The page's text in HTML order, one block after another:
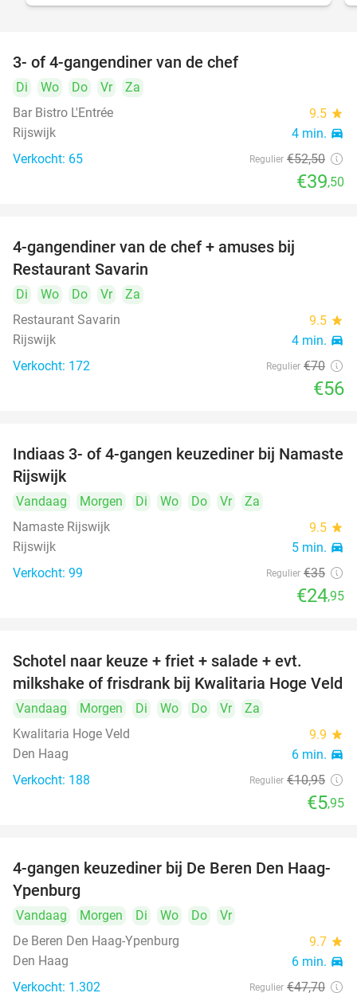
3- of 4-gangendiner van de chef
Di Wo Do Vr
Za
Bar Bistro L'Entrée
9.5 star
Rijswijk 4 min. directions_car
Verkocht: 65 Regulier €52,50
€39,50
4-gangendiner van de chef + amuses bij
Restaurant Savarin
Di Wo Do Vr
Za
Restaurant Savarin
9.5 star
Rijswijk 4 min. directions_car
Verkocht: 172 Regulier €70
€56
29%
Indiaas 3- of 4-gangen keuzediner bij Namaste
Rijswijk
Vandaag Morgen Di Wo Do Vr
Za
Namaste Rijswijk
9.5 star
Rijswijk 5 min. directions_car
Verkocht: 99 Regulier €35
€24,95
Schotel naar keuze + friet + salade + evt.
milkshake of frisdrank bij Kwalitaria Hoge Veld
Vandaag Morgen Di Wo Do Vr
Za
Kwalitaria Hoge Veld
9.9 star
Den Haag 6 min. directions_car
Verkocht: 188 Regulier €10,95
€5,95
46%
4-gangen keuzediner bij De Beren Den Haag-
Ypenburg
Vandaag Morgen Di Wo Do
Vr
De Beren Den Haag-Ypenburg
9.7 star
Den Haag 6 min. directions_car
Verkocht: 1.302 Regulier €47,70